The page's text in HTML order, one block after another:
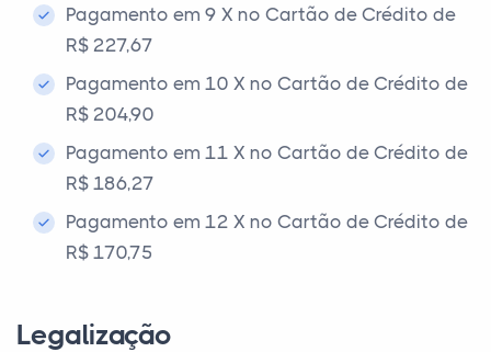
Pagamento em 9 X no Cartão de Crédito de
R$ 227,67
Pagamento em 10 X no Cartão de Crédito de
R$ 204,90
Pagamento em 11 X no Cartão de Crédito de
R$ 186,27
Pagamento em 12 X no Cartão de Crédito de
R$ 170,75
Legalização